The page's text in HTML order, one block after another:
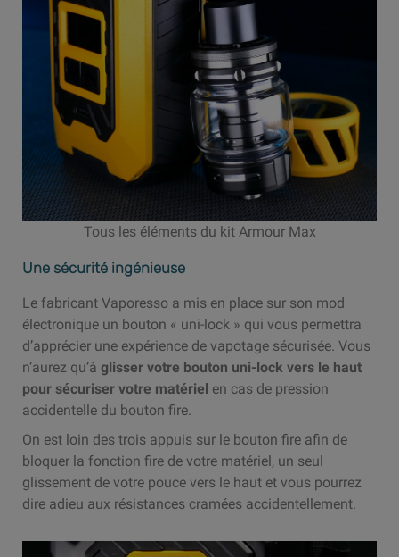
Tous les éléments du kit Armour Max
Une sécurité ingénieuse
Le fabricant Vaporesso a mis en place sur son mod
électronique un bouton « uni-lock » qui vous permettra
d’apprécier une expérience de vapotage sécurisée. Vous
n’aurez qu’à glisser votre bouton uni-lock vers le haut
pour sécuriser votre matériel en cas de pression
accidentelle du bouton fire.
On est loin des trois appuis sur le bouton fire afin de
bloquer la fonction fire de votre matériel, un seul
glissement de votre pouce vers le haut et vous pourrez
dire adieu aux résistances cramées accidentellement.